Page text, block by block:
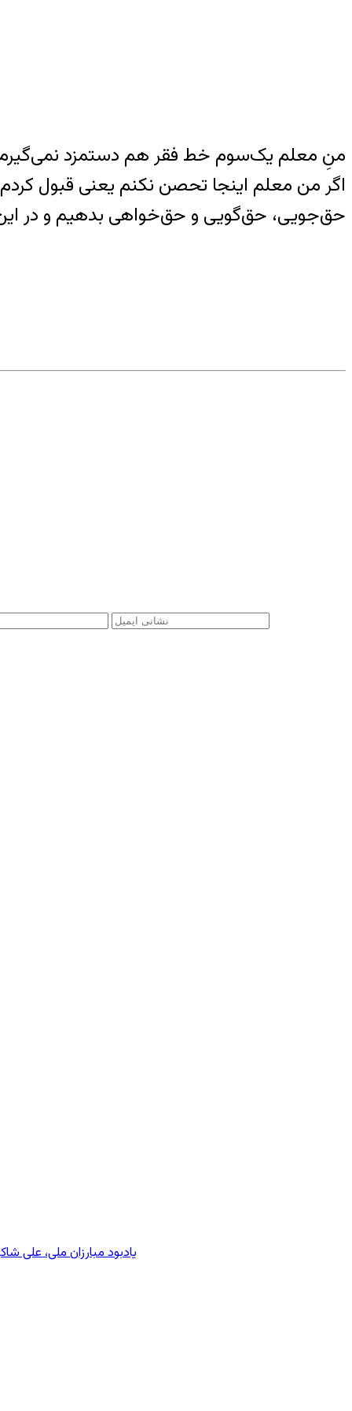
منِ معلم یک‌سوم خط فقر هم دستمزد
اگر من معلم اینجا تحصن نکنم یعنی قبول
حق‌جویی، حق‌گویی و حق‌خواهی بدهیم و در
یادبود مبارزان ملی، علی